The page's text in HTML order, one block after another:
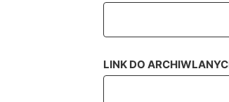
LINK DO